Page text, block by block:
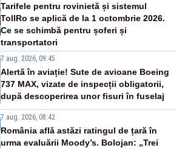
Tarifele pentru rovinietă și sistemul
TollRo se aplică de la 1 octombrie 2026.
Ce se schimbă pentru șoferi și
transportatori
7 aug. 2026, 09:45
Alertă în aviație! Sute de avioane Boeing
737 MAX, vizate de inspecții obligatorii,
după descoperirea unor fisuri în fuselaj
7 aug. 2026, 08:42
România află astăzi ratingul de țară în
urma evaluării Moody’s. Bolojan: „Trei